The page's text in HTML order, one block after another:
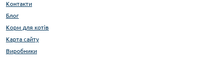
Контакти
Блог
Корм для котів
Карта сайту
Виробники